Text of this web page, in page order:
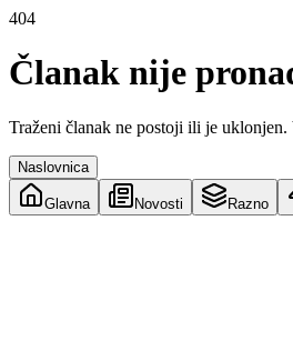
404
Članak nije
Traženi članak ne postoji ili je
Naslovnica
Glavna Novosti Razno